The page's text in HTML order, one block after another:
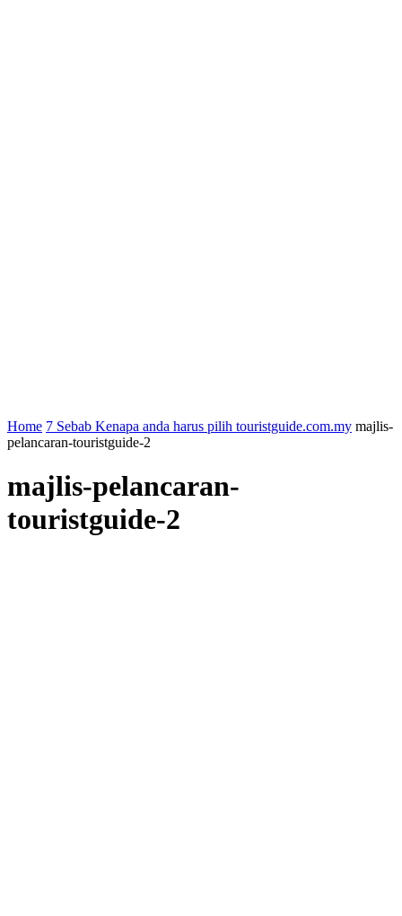
Home 7 Sebab Kenapa anda harus pilih touristguide.com.my majlis-
pelancaran-touristguide-2
majlis-pelancaran-
touristguide-2